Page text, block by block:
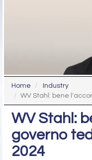
Home
Industry
WV Stahl: bene
WV Stahl:
governo
2024